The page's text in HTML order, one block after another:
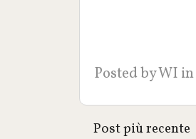
Posted byWI
Post più recente